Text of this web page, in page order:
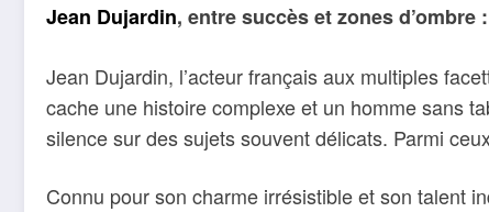
Jean Dujardin, entre succès et zones
Jean Dujardin, l’acteur français aux multiples
cache une histoire complexe et un homme sans
silence sur des sujets souvent délicats. Parmi
Connu pour son charme irrésistible et son talent